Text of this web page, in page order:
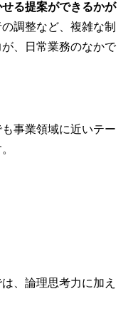
る提案ができるかが
調整など、複雑な制
、日常業務のなかで
事業領域に近いテー
、論理思考力に加え